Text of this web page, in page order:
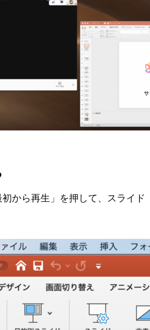
から再生」を押して、スライド